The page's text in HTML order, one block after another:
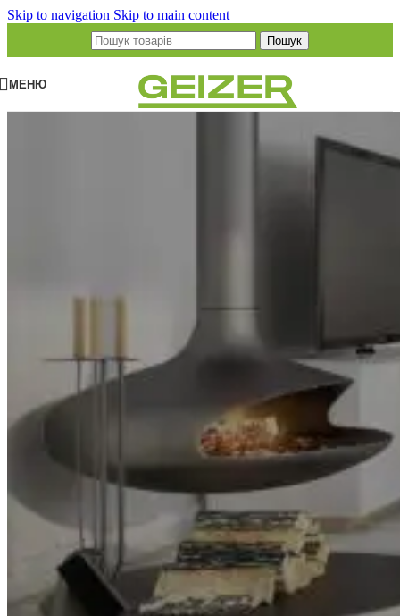
Skip to navigation Skip to main content
Пошук
МЕНЮ